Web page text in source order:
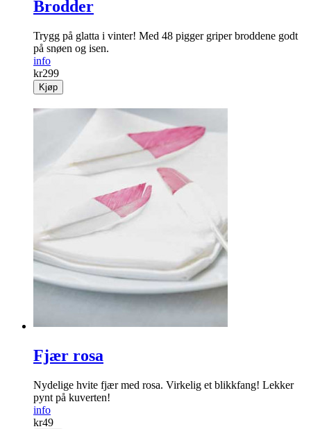
Brodder
Trygg på glatta i vinter! Med 48 pigger griper broddene godt
på snøen og isen.
info
kr299
Kjøp
Fjær rosa
Nydelige hvite fjær med rosa. Virkelig et blikkfang! Lekker
pynt på kuverten!
info
kr49